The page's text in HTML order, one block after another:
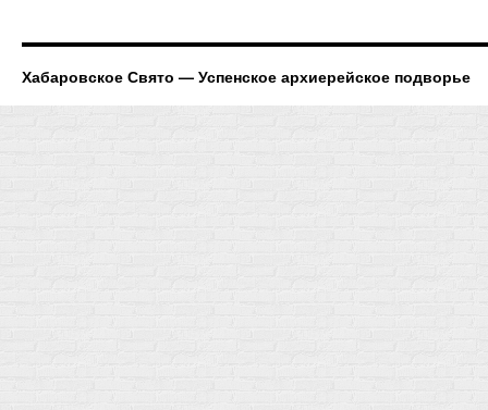
Хабаровское Свято — Успенское архиерейское подворье